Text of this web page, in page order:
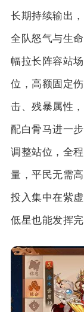
长期持续输出
全队怒气与生
幅拉长阵容站
位，高额固定
击、残暴属性
配白骨马进一
调整站位，全
量，平民无需
投入集中在紫
低星也能发挥完